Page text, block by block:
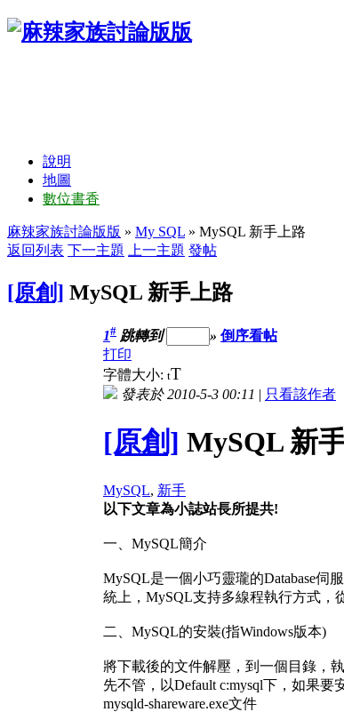
說明
地圖
數位書香
麻辣家族討論版版 » My SQL » MySQL 新手上路
返回列表 下一主題 上一主題 發帖
[原創] MySQL 新手上路
1# 跳轉到 » 倒序看帖
打印
字體大小: tT
發表於 2010-5-3 00:11 | 只看該作者
[原創] MySQL 新
MySQL, 新手
以下文章為小誌站長所提共!
一、MySQL簡介
MySQL是一個小巧靈瓏的Database
統上，MySQL支持多線程執行方式，
二、MySQL的安裝(指Windows版本)
將下載後的文件解壓，到一個目錄，
先不管，以Default c:mysql下，如果
mysqld-shareware.exe文件